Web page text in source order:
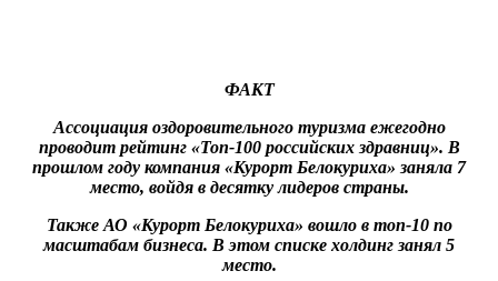
ФАКТ
Ассоциация оздоровительного туризма ежегодно
проводит рейтинг «Топ-100 российских здравниц». В
прошлом году компания «Курорт Белокуриха» заняла 7
место, войдя в десятку лидеров страны.
Также АО «Курорт Белокуриха» вошло в топ-10 по
масштабам бизнеса. В этом списке холдинг занял 5
место.